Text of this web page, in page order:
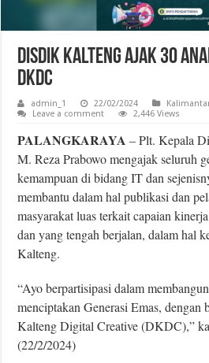
Disdik Kalteng Ajak 30
DKDC
admin_1 22/02/2024
Leave a comment
2,446 Views
PALANGKARAYA – Plt. Kepala
M. Reza Prabowo mengajak seluruh
kemampuan di bidang IT dan
membantu dalam hal publikasi dan
masyarakat luas terkait capaian
dan yang tengah berjalan, dalam hal
Kalteng.
“Ayo berpartisipasi dalam
menciptakan Generasi Emas, dengan
Kalteng Digital Creative (DKDC),”
(22/2/2024)